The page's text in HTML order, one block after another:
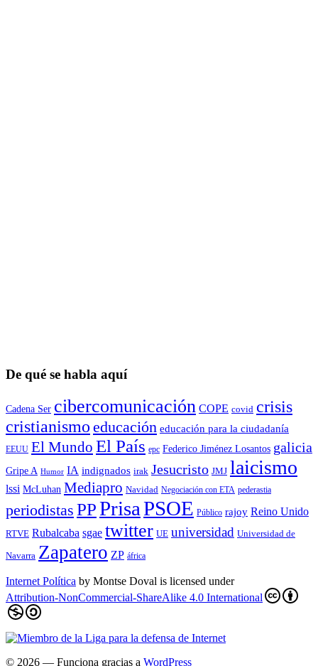
De qué se habla aquí
Cadena Ser cibercomunicación COPE covid crisis
cristianismo educación educación para la ciudadaní­a
EEUU El Mundo El País epc Federico Jiménez Losantos galicia
Gripe A Humor IA indignados irak Jesucristo JMJ laicismo
lssi McLuhan Mediapro Navidad Negociación con ETA pederastia
periodistas PPPrisaPSOE Público rajoy Reino Unido
RTVE Rubalcaba sgae twitter UE universidad Universidad de
Navarra Zapatero ZP áfrica
Internet Política by Montse Doval is licensed under
Attribution-NonCommercial-ShareAlike 4.0 International
© 2026 — Funciona gracias a WordPress